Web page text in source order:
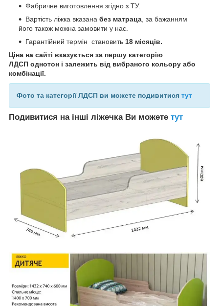
Фабричне виготовлення згідно з ТУ.
Вартість ліжка вказана без матраца , за бажанням
його також можна замовити у нас.
Гарантійний термін становить 18 місяців.
Ціна на сайті вказується за першу категорію
ЛДСП однотон і залежить від вибраного кольору або
комбінації.
Фото та категорії ЛДСП ви можете подивитися тут
Подивитися на інші ліжечка Ви можете тут